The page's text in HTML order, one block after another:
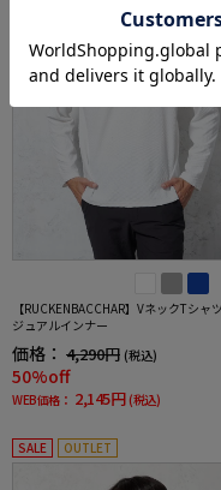
【RUCKENBACCHAR】VネックTシャ
ジュアルインナー
価格： 4,290円 (税込)
50%off
WEB価格： 2,145円 (税込)
SALE OUTLET